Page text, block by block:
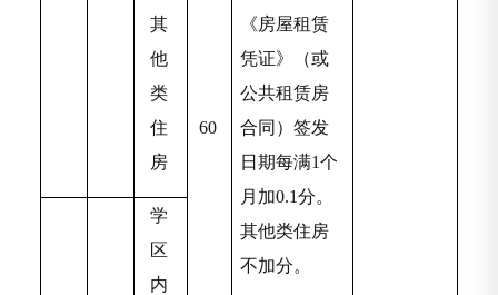
60
其
他
类
住
房
《房屋租赁
凭证》（或
公共租赁房
合同）签发
日期每满1个
月加0.1分。
其他类住房
不加分。
学
区
内